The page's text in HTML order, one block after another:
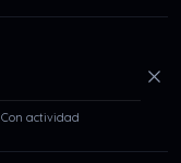
Con actividad